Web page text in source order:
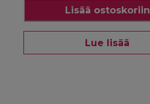
Lisää ostoskoriin
Lue lisää